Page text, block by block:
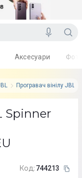
Програвач вінілу JBL
Аксесуари
Spinner
Код: 744213